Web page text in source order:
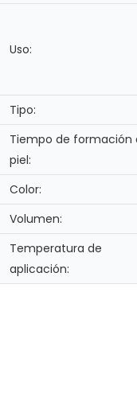
Uso:
Tipo:
Tiempo de formación
piel:
Color:
Volumen:
Temperatura de
aplicación: